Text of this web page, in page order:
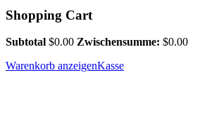
Shopping Cart
Subtotal $0.00 Zwischensumme: $0.00
Warenkorb anzeigenKasse